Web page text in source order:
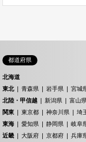
都道府県
北海道
東北
青森県 岩手県 宮城
北陸・甲信越
新潟県 富山
関東
東京都 神奈川県 埼
東海
愛知県 静岡県 岐阜
近畿
大阪府 京都府 兵庫